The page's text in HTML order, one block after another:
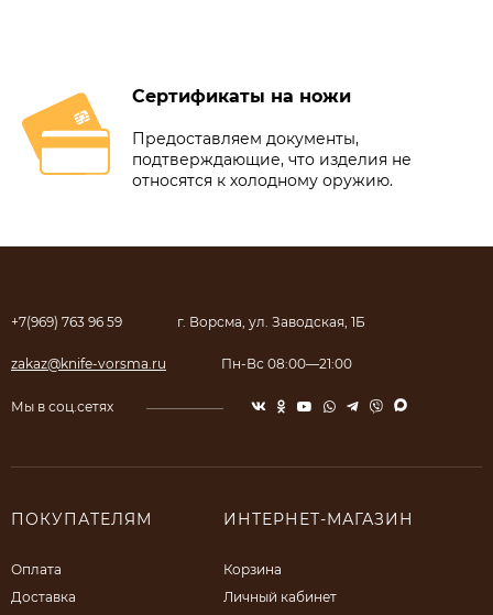
Сертификаты на ножи
Предоставляем документы,
подтверждающие, что изделия не
относятся к холодному оружию.
+7(969) 763 96 59 г. Ворсма, ул. Заводская, 1Б
zakaz@knife-vorsma.ru Пн-Вс 08:00—21:00
Мы в соц.сетях
ПОКУПАТЕЛЯМ
Оплата
Доставка
ИНТЕРНЕТ-МАГАЗИН
Корзина
Личный кабинет